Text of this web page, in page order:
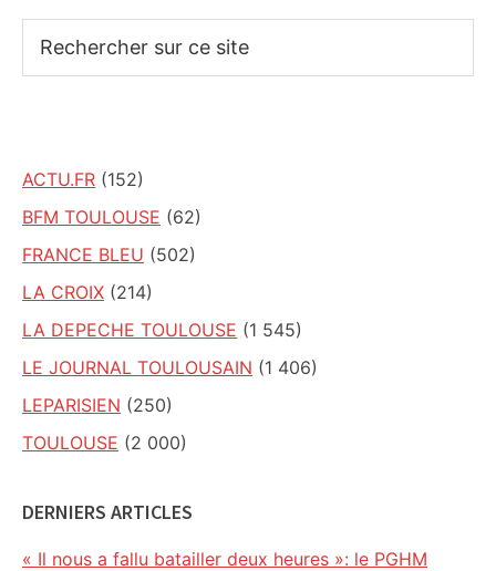
sur
ACTU.FR (152)
BFM TOULOUSE (62)
FRANCE BLEU (502)
LA CROIX (214)
LA DEPECHE TOULOUSE (1 545)
LE JOURNAL TOULOUSAIN (1 406)
LEPARISIEN (250)
TOULOUSE (2 000)
DERNIERS ARTICLES
« Il nous a fallu batailler deux heures »: le PGHM